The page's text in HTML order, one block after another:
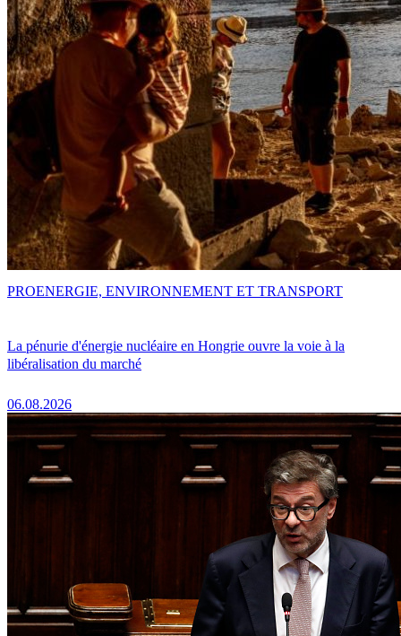
La pénurie d'énergie nucléaire en Hongrie ouvre la voie à la
libéralisation du marché
06.08.2026
PROENERGIE, ENVIRONNEMENT ET TRANSPORT